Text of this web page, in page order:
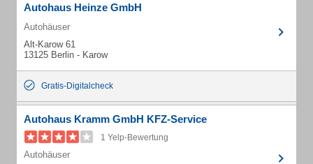
Autohaus Heinze GmbH
Autohäuser
Alt-Karow 61
13125 Berlin - Karow
Gratis-Digitalcheck
Autohaus Kramm GmbH KFZ-Service
1 Yelp-Bewertung
Autohäuser